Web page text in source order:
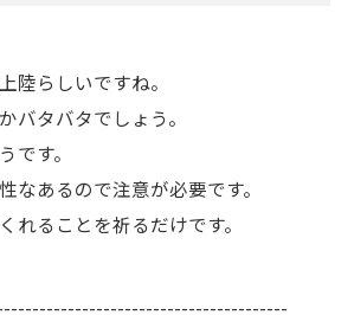
陸らしいですね。
バタバタでしょう。
です。
なあるので注意が必要です。
れることを祈るだけです。